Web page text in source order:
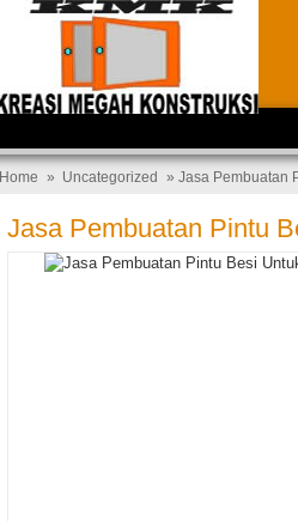
Home » Uncategorized » Jasa Pembuatan
Jasa Pembuatan Pintu